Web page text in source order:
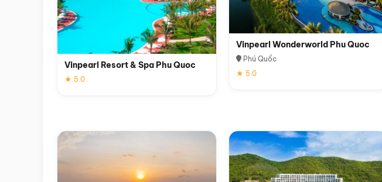
Vinpearl Resort & Spa Phu Quoc
★ 5.0
Vinpearl Wonderworld Phu Quoc
Phú Quốc
★ 5.0